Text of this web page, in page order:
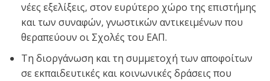
νέες εξελίξεις, στον ευρύτερο χώρο της επιστήμης
και των συναφών, γνωστικών αντικειμένων που
θεραπεύουν οι Σχολές του ΕΑΠ.
Τη διοργάνωση και τη συμμετοχή των αποφοίτων
σε εκπαιδευτικές και κοινωνικές δράσεις που